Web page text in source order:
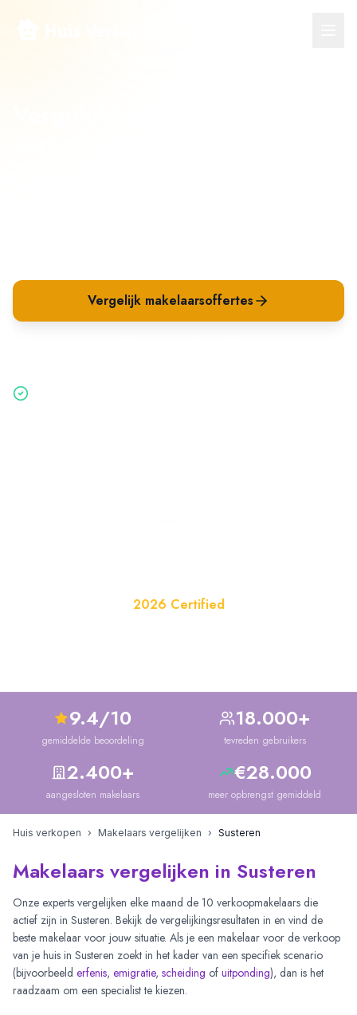
Vergelijk makelaarsoffertes
2026 Certified
9.4/10
gemiddelde beoordeling
18.000+
tevreden gebruikers
2.400+
aangesloten makelaars
€28.000
meer opbrengst gemiddeld
Huis verkopen › Makelaars vergelijken › Susteren
Makelaars vergelijken in Susteren
Onze experts vergelijken elke maand de 10 verkoopmakelaars die
actief zijn in Susteren. Bekijk de vergelijkingsresultaten in en vind de
beste makelaar voor jouw situatie. Als je een makelaar voor de verkoop
van je huis in Susteren zoekt in het kader van een specifiek scenario
(bijvoorbeeld erfenis, emigratie, scheiding of uitponding), dan is het
raadzaam om een specialist te kiezen.